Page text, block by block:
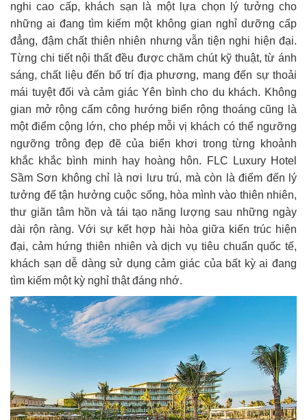
nghi cao cấp, khách sạn là một lựa chọn lý tưởng cho
những ai đang tìm kiếm một không gian nghỉ dưỡng cấp
đẳng, đậm chất thiên nhiên nhưng vẫn tiện nghi hiện đại.
Từng chi tiết nội thất đều được chăm chút kỹ thuật, từ ánh
sáng, chất liệu đến bố trí địa phương, mang đến sự thoải
mái tuyệt đối và cảm giác Yên bình cho du khách. Không
gian mở rộng cấm công hướng biển rộng thoáng cũng là
một điểm cộng lớn, cho phép mỗi vị khách có thể ngưỡng
ngưỡng trông đẹp đẽ của biển khơi trong từng khoảnh
khắc khắc bình minh hay hoàng hôn. FLC Luxury Hotel
Sầm Sơn không chỉ là nơi lưu trú, mà còn là điểm đến lý
tưởng để tận hưởng cuộc sống, hòa mình vào thiên nhiên,
thư giãn tâm hồn và tái tạo năng lượng sau những ngày
dài rộn ràng. Với sự kết hợp hài hòa giữa kiến ​​trúc hiện
đại, cảm hứng thiên nhiên và dịch vụ tiêu chuẩn quốc tế,
khách sạn dễ dàng sử dụng cảm giác của bất kỳ ai đang
tìm kiếm một kỳ nghỉ thật đáng nhớ.